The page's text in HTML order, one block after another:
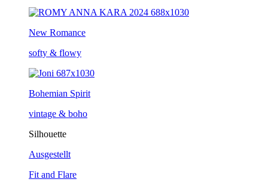
New Romance
softy & flowy
Bohemian Spirit
vintage & boho
Silhouette
Ausgestellt
Fit and Flare